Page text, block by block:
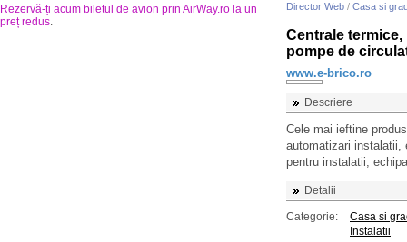
Rezervă-ți acum biletul de avion prin AirWay.ro la un
preț redus.
Director Web / Casa si
Centrale
pompe de
www.e-brico.ro
Descriere
Cele mai ieftine
automatizari instalatii,
pentru instalatii,
Detalii
Categorie:
Casa si
Instalatii